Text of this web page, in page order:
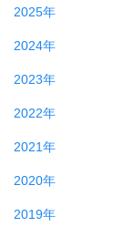
2025年
2024年
2023年
2022年
2021年
2020年
2019年